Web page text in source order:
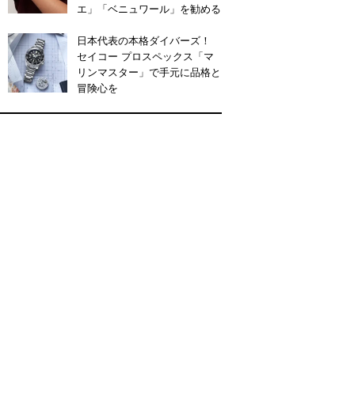
エ」「ベニュワール」を勧める
日本代表の本格ダイバーズ！
セイコー プロスペックス「マ
リンマスター」で手元に品格と
冒険心を